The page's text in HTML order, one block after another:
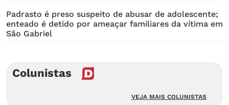
Padrasto é preso suspeito de abusar de adolescente;
enteado é detido por ameaçar familiares da vítima em
São Gabriel
Colunistas
VEJA MAIS COLUNISTAS